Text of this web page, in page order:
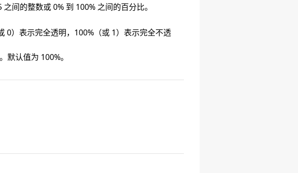
间的整数或 0% 到 100% 之间的百分比。
0）表示完全透明，100%（或 1）表示完全不透
认值为 100%。